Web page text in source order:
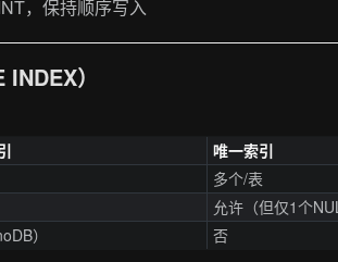
，保持顺序写入
）
唯一索引
多个/表
允许（但仅1个
） 否